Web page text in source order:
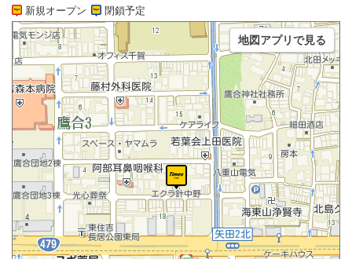
新規オープン 閉鎖予定
地図アプリで見る